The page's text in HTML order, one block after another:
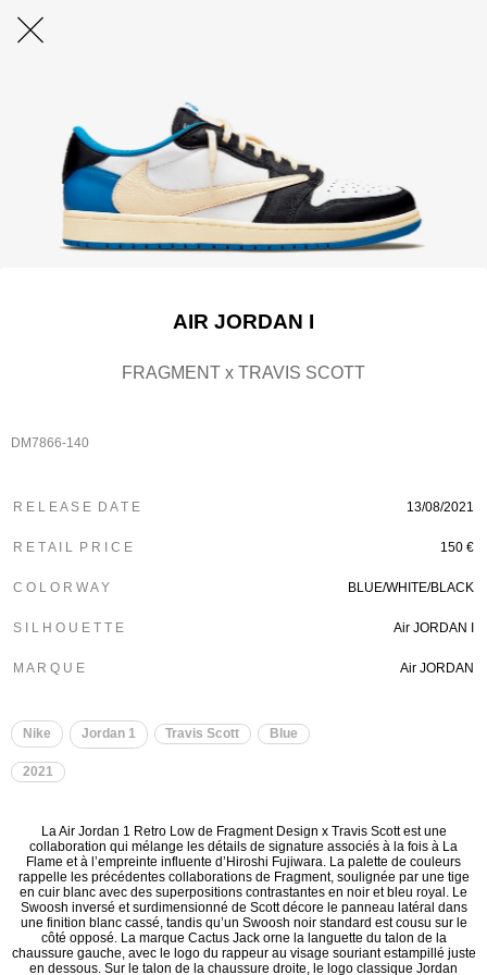
AIR JORDAN I
FRAGMENT x TRAVIS SCOTT
DM7866-140
R E L E A S E D A T E 13/08/2021
R E T A I L P R I C E 150 €
C O L O R W A Y BLUE/WHITE/BLACK
S I L H O U E T T E Air JORDAN I
M A R Q U E Air JORDAN
Nike Jordan 1 Travis Scott Blue
2021
La Air Jordan 1 Retro Low de Fragment Design x Travis Scott est une
collaboration qui mélange les détails de signature associés à la fois à La
Flame et à l’empreinte influente d’Hiroshi Fujiwara. La palette de couleurs
rappelle les précédentes collaborations de Fragment, soulignée par une tige
en cuir blanc avec des superpositions contrastantes en noir et bleu royal. Le
Swoosh inversé et surdimensionné de Scott décore le panneau latéral dans
une finition blanc cassé, tandis qu’un Swoosh noir standard est cousu sur le
côté opposé. La marque Cactus Jack orne la languette du talon de la
chaussure gauche, avec le logo du rappeur au visage souriant estampillé juste
en dessous. Sur le talon de la chaussure droite, le logo classique Jordan